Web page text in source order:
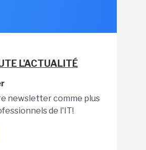
L'ACTUALITÉ
newsletter comme plus
de l'IT!